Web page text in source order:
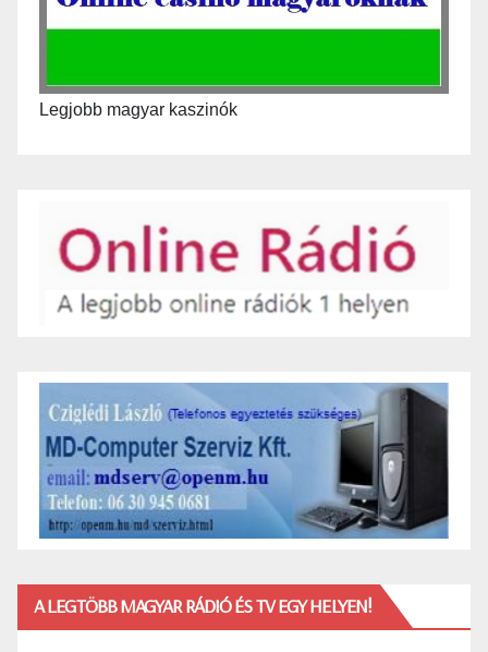
Legjobb magyar kaszinók
A LEGTÖBB MAGYAR RÁDIÓ ÉS TV EGY HELYEN!